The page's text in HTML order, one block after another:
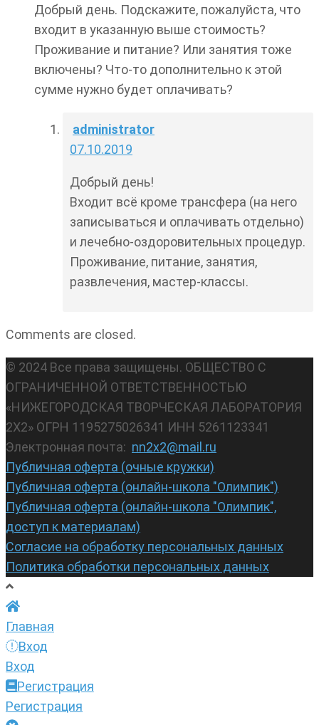
Добрый день. Подскажите, пожалуйста, что
входит в указанную выше стоимость?
Проживание и питание? Или занятия тоже
включены? Что-то дополнительно к этой
сумме нужно будет оплачивать?
administrator
07.10.2019
Добрый день!
Входит всё кроме трансфера (на него
записываться и оплачивать отдельно)
и лечебно-оздоровительных процедур.
Проживание, питание, занятия,
развлечения, мастер-классы.
Comments are closed.
© 2024 Все права защищены. ОБЩЕСТВО С
ОГРАНИЧЕННОЙ ОТВЕТСТВЕННОСТЬЮ
«НИЖЕГОРОДСКАЯ ТВОРЧЕСКАЯ ЛАБОРАТОРИЯ
2Х2» ОГРН 1195275026341 ИНН 5261123341
Электронная почта: nn2x2@mail.ru
Публичная оферта (очные кружки)
Публичная оферта (онлайн-школа "Олимпик")
Публичная оферта (онлайн-школа "Олимпик",
доступ к материалам)
Согласие на обработку персональных данных
Политика обработки персональных данных
Главная
Вход
Вход
Регистрация
Регистрация